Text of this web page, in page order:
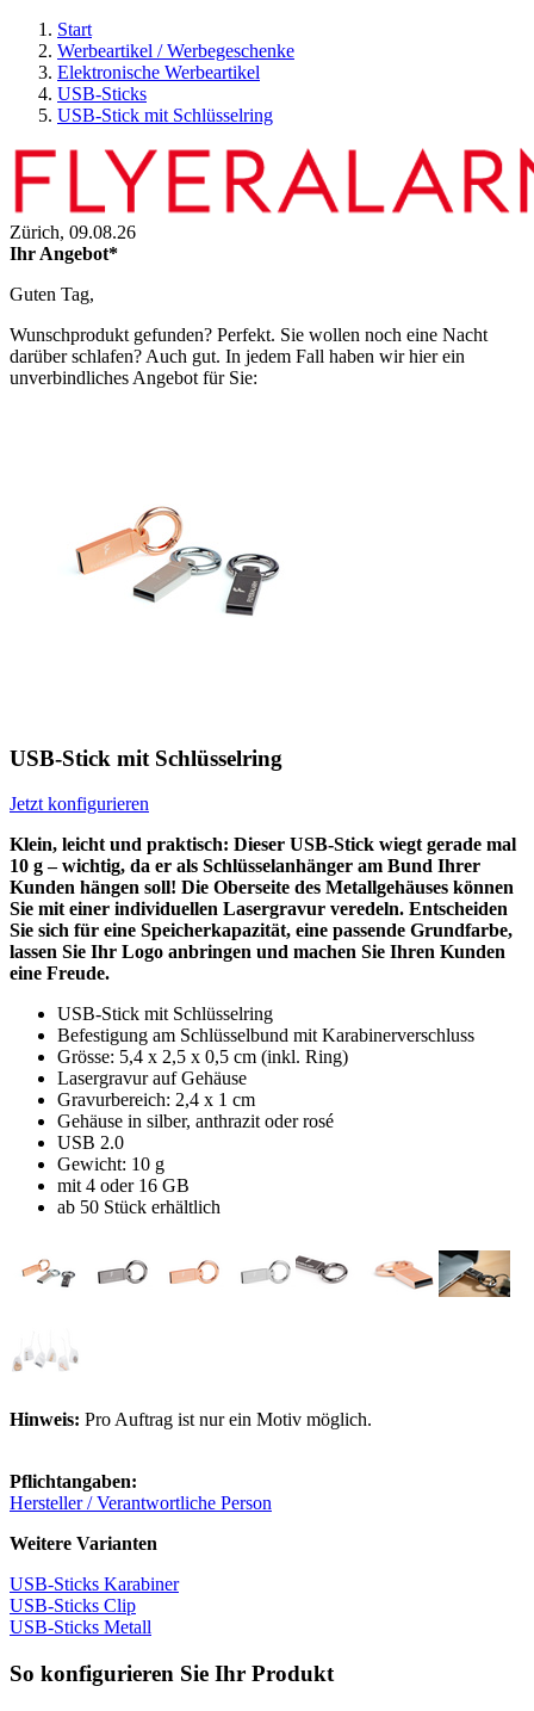
Start
Werbeartikel / Werbegeschenke
Elektronische Werbeartikel
USB-Sticks
USB-Stick mit Schlüsselring
Zürich, 09.08.26
Ihr Angebot*
Guten Tag,
Wunschprodukt gefunden? Perfekt. Sie wollen noch eine Nacht
darüber schlafen? Auch gut. In jedem Fall haben wir hier ein
unverbindliches Angebot für Sie:
USB-Stick mit Schlüsselring
Jetzt konfigurieren
Klein, leicht und praktisch: Dieser USB-Stick wiegt gerade mal
10 g – wichtig, da er als Schlüsselanhänger am Bund Ihrer
Kunden hängen soll! Die Oberseite des Metallgehäuses können
Sie mit einer individuellen Lasergravur veredeln. Entscheiden
Sie sich für eine Speicherkapazität, eine passende Grundfarbe,
lassen Sie Ihr Logo anbringen und machen Sie Ihren Kunden
eine Freude.
USB-Stick mit Schlüsselring
Befestigung am Schlüsselbund mit Karabinerverschluss
Grösse: 5,4 x 2,5 x 0,5 cm (inkl. Ring)
Lasergravur auf Gehäuse
Gravurbereich: 2,4 x 1 cm
Gehäuse in silber, anthrazit oder rosé
USB 2.0
Gewicht: 10 g
mit 4 oder 16 GB
ab 50 Stück erhältlich
Hinweis: Pro Auftrag ist nur ein Motiv möglich.
Pflichtangaben:
Hersteller / Verantwortliche Person
Weitere Varianten
USB-Sticks Karabiner
USB-Sticks Clip
USB-Sticks Metall
So konfigurieren Sie Ihr Produkt